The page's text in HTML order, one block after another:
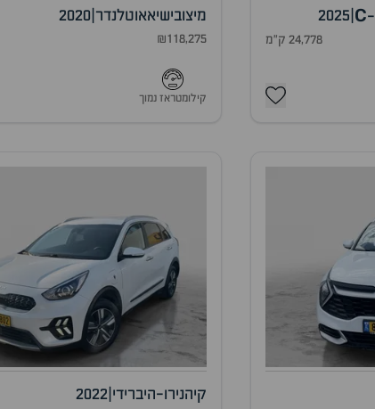
C-
2025
24,778 ק"מ
מיצובישיאאוטלנדר 2020
₪118,275
קילומטראז נמוך
קיהנירו-היברידי 2022